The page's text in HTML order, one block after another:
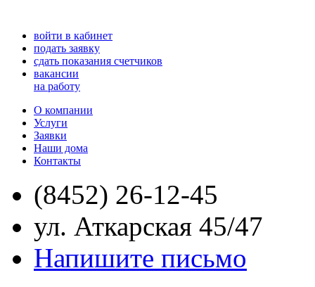
войти в кабинет
подать заявку
сдать показания счетчиков
вакансии
на работу
О компании
Услуги
Заявки
Наши дома
Контакты
(8452) 26-12-45
ул. Аткарская 45/47
Напишите письмо